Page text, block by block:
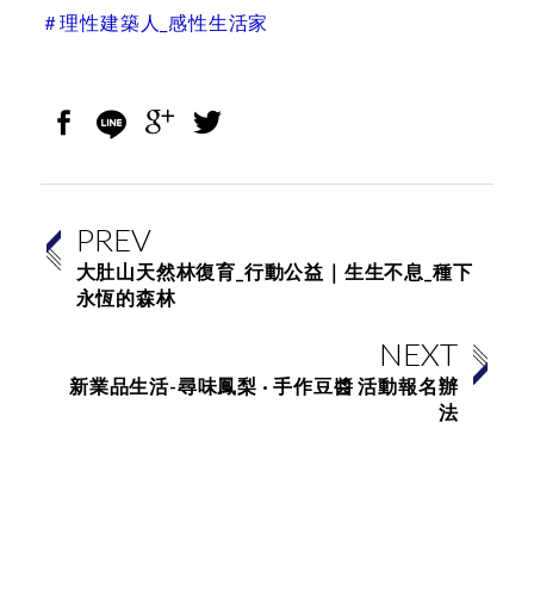
＃理性建築人_感性生活家
PREV
大肚山天然林復育_行動公益｜生生不息_種下
永恆的森林
NEXT
新業品生活-尋味鳳梨 · 手作豆醬 活動報名辦
法